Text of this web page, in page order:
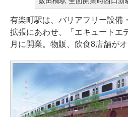
有楽町駅は、バリアフリー設備
拡張にあわせ、「エキュートエ
月に開業。物販、飲食8店舗がオ